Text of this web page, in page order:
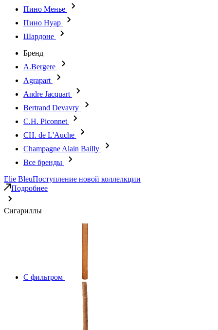
Пино Менье
Пино Нуар
Шардоне
Бренд
A.Bergere
Agrapart
Andre Jacquart
Bertrand Devavry
C.H. Piconnet
CH. de L'Auche
Champagne Alain Bailly
Все бренды
Elie BleuПоступление новой коллелкции
Подробнее
Сигариллы
С фильтром